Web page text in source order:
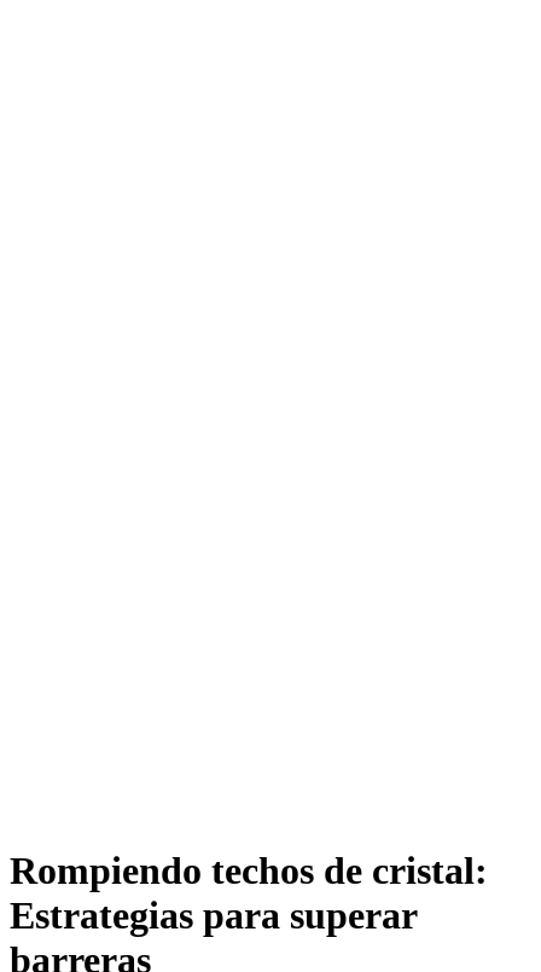
Rompiendo techos de cristal:
Estrategias para superar
barreras